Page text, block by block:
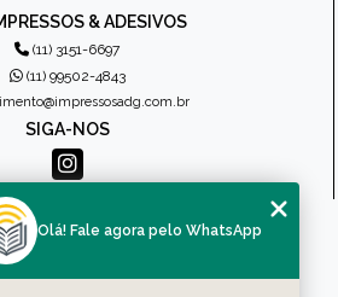
& ADESIVOS
(11) 3151-6697
(11) 99502-4843
SIGA-NOS
MENU
QUEM SOMOS
Olá! Fale agora pelo WhatsApp